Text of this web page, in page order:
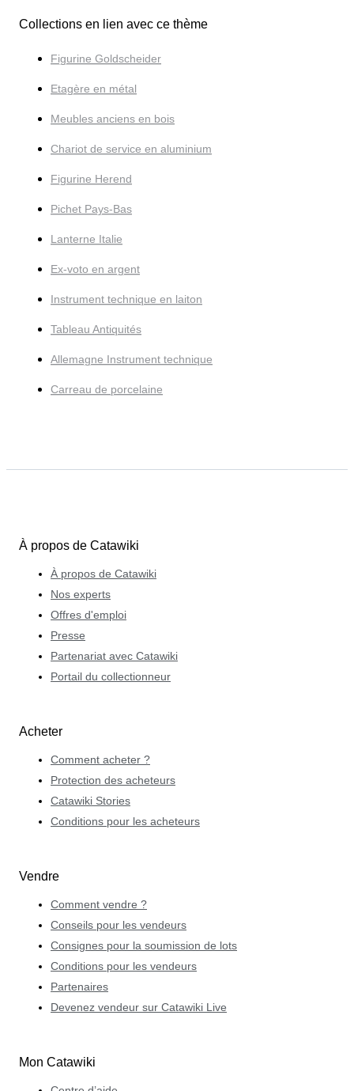
Collections en lien avec ce thème
Figurine Goldscheider
Etagère en métal
Meubles anciens en bois
Chariot de service en aluminium
Figurine Herend
Pichet Pays-Bas
Lanterne Italie
Ex-voto en argent
Instrument technique en laiton
Tableau Antiquités
Allemagne Instrument technique
Carreau de porcelaine
À propos de Catawiki
À propos de Catawiki
Nos experts
Offres d'emploi
Presse
Partenariat avec Catawiki
Portail du collectionneur
Acheter
Comment acheter ?
Protection des acheteurs
Catawiki Stories
Conditions pour les acheteurs
Vendre
Comment vendre ?
Conseils pour les vendeurs
Consignes pour la soumission de lots
Conditions pour les vendeurs
Partenaires
Devenez vendeur sur Catawiki Live
Mon Catawiki